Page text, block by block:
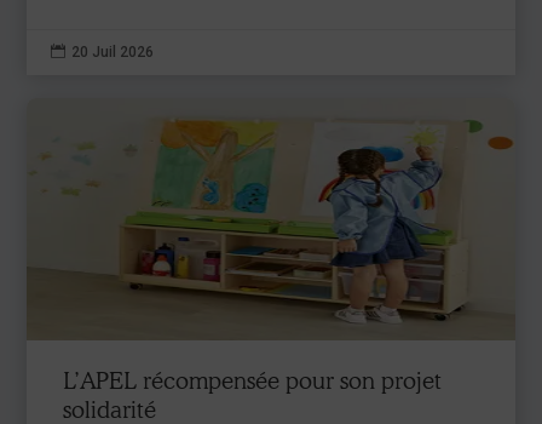
 20 Juil 2026
L’APEL récompensée pour son projet
solidarité